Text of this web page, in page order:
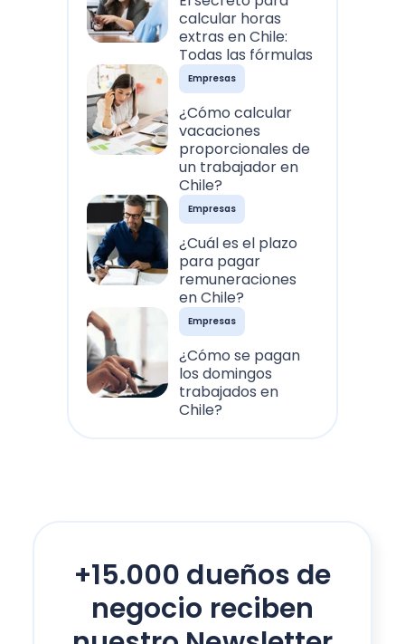
calcular horas
extras en Chile:
Todas las fórmulas
Empresas
¿Cómo calcular
vacaciones
proporcionales de
un trabajador en
Chile?
Empresas
¿Cuál es el plazo
para pagar
remuneraciones
en Chile?
Empresas
¿Cómo se pagan
los domingos
trabajados en
Chile?
+15.000 dueños de
negocio reciben